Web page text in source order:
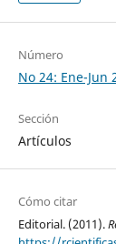
Número
No 24: Ene-Jun
Sección
Artículos
Cómo citar
Editorial. (2011).